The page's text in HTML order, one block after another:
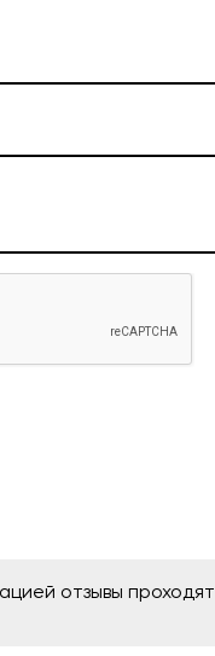
отзывы проходят